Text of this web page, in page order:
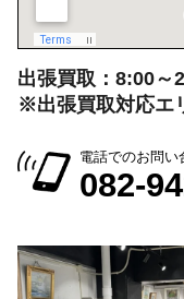
出張買取：8:00～
※出張買取対応エ
電話でのお問い
082-